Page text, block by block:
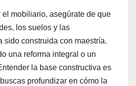
el mobiliario, asegúrate de que
los suelos y las
sido construida con maestría.
una reforma integral o un
la base constructiva es
profundizar en cómo la